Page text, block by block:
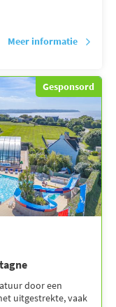
Meer informatie
Gesponsord
door een
uitgestrekte, vaak